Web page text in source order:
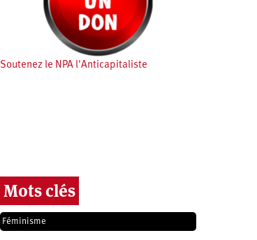
Soutenez le NPA l'Anticapitaliste
Mots clés
Féminisme